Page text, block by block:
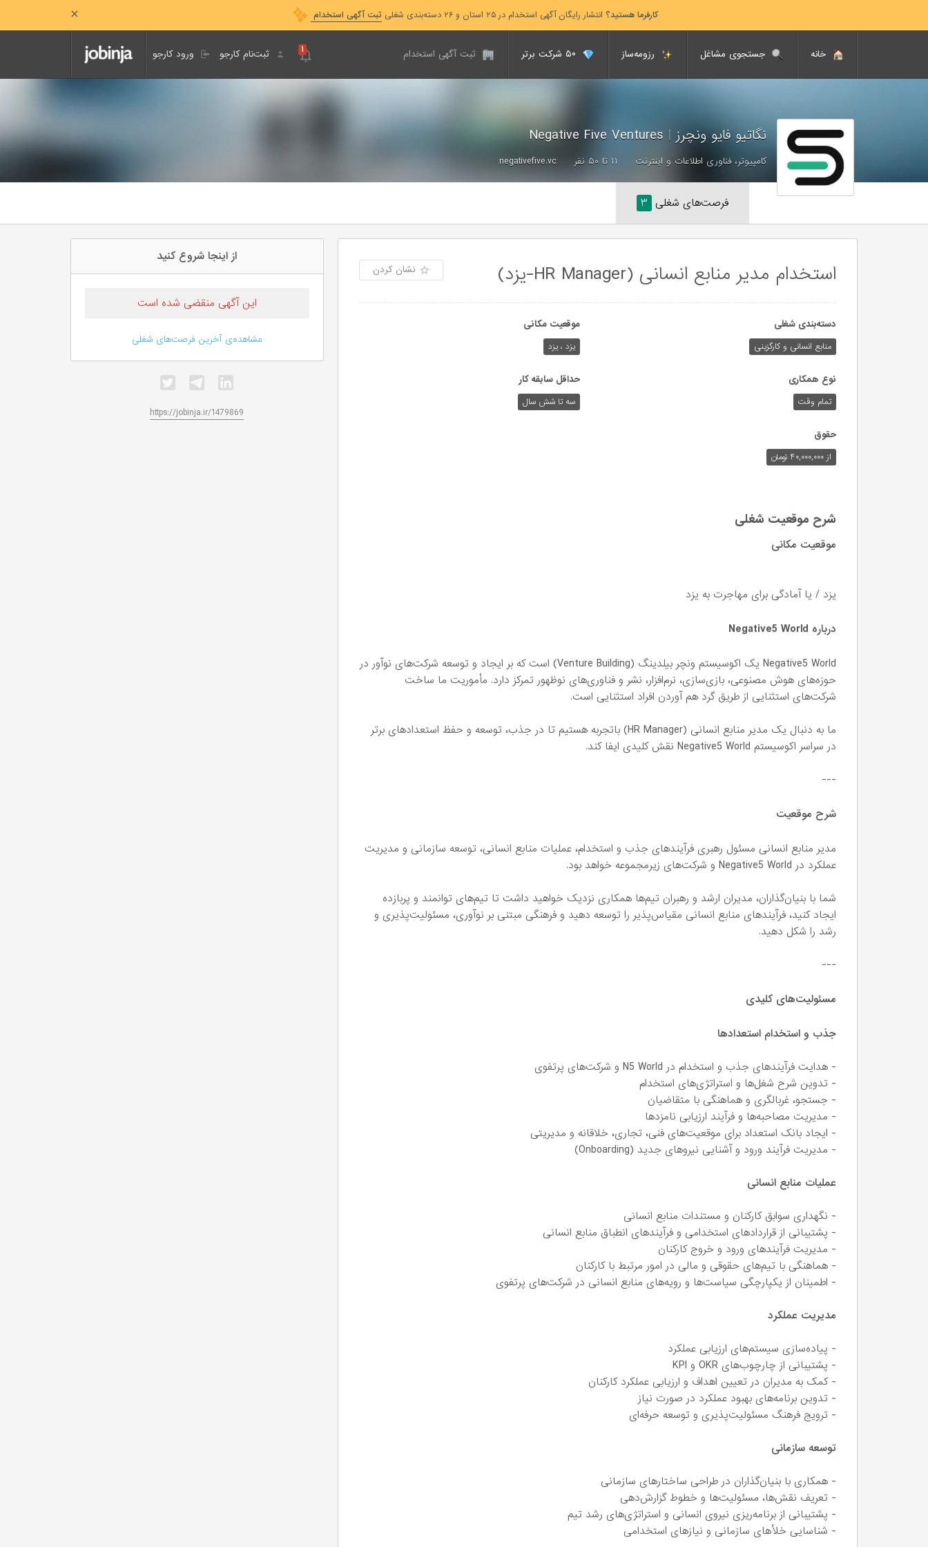
کارفرما هستید؟ انتشار رایگان آگهی استخدام در ۲۵ استان و ۲۶ دسته‌بندی شغلی ثبت آگهی استخدام
خانه جستجوی مشاغل رزومه‌ساز ثبت آگهی استخدام ورود کارجو ثبت‌نام کارجو ۱
نگاتیو فایو ونچرز |
کامپیوتر، فناوری اطلاعات و اینترنت ۱۱ تا ۵۰ نفر negativefive.vc
فرصت‌های شغلی ۳
استخدام مدیر منابع انسانی (HR Manager-یزد) نشان کردن
دسته‌بندی شغلی
منابع انسانی و کارگزینی
موقعیت مکانی
یزد ، یزد
نوع همکاری
تمام وقت
حداقل سابقه کار
سه تا شش سال
حقوق
از ۴۰,۰۰۰,۰۰۰ تومان
شرح موقعیت شغلی
موقعیت مکانی
یزد / یا آمادگی برای مهاجرت به یزد
درباره Negative5 World
Negative5 World یک اکوسیستم ونچر بیلدینگ (Venture Building) است که بر ایجاد و توسعه شرکت‌های نوآور در
حوزه‌های هوش مصنوعی، بازی‌سازی، نرم‌افزار، نشر و فناوری‌های نوظهور تمرکز دارد. مأموریت ما ساخت
شرکت‌های استثنایی از طریق گرد هم آوردن افراد استثنایی است.
ما به دنبال یک مدیر منابع انسانی (HR Manager) باتجربه هستیم تا در جذب، توسعه و حفظ استعدادهای برتر
در سراسر اکوسیستم Negative5 World نقش کلیدی ایفا کند.
---
شرح موقعیت
مدیر منابع انسانی مسئول رهبری فرآیندهای جذب و استخدام، عملیات منابع انسانی، توسعه سازمانی و مدیریت
عملکرد در Negative5 World و شرکت‌های زیرمجموعه خواهد بود.
شما با بنیان‌گذاران، مدیران ارشد و رهبران تیم‌ها همکاری نزدیک خواهید داشت تا تیم‌های توانمند و پربازده
ایجاد کنید، فرآیندهای منابع انسانی مقیاس‌پذیر را توسعه دهید و فرهنگی مبتنی بر نوآوری، مسئولیت‌پذیری و
رشد را شکل دهید.
---
مسئولیت‌های کلیدی
جذب و استخدام استعدادها
- هدایت فرآیندهای جذب و استخدام در N5 World و شرکت‌های پرتفوی
- تدوین شرح شغل‌ها و استراتژی‌های استخدام
- جستجو، غربالگری و هماهنگی با متقاضیان
- مدیریت مصاحبه‌ها و فرآیند ارزیابی نامزدها
- ایجاد بانک استعداد برای موقعیت‌های فنی، تجاری، خلاقانه و مدیریتی
- مدیریت فرآیند ورود و آشنایی نیروهای جدید (Onboarding)
عملیات منابع انسانی
- نگهداری سوابق کارکنان و مستندات منابع انسانی
- پشتیبانی از قراردادهای استخدامی و فرآیندهای انطباق منابع انسانی
- مدیریت فرآیندهای ورود و خروج کارکنان
- هماهنگی با تیم‌های حقوقی و مالی در امور مرتبط با کارکنان
- اطمینان از یکپارچگی سیاست‌ها و رویه‌های منابع انسانی در شرکت‌های پرتفوی
مدیریت عملکرد
- پیاده‌سازی سیستم‌های ارزیابی عملکرد
- پشتیبانی از چارچوب‌های OKR و KPI
- کمک به مدیران در تعیین اهداف و ارزیابی عملکرد کارکنان
- تدوین برنامه‌های بهبود عملکرد در صورت نیاز
- ترویج فرهنگ مسئولیت‌پذیری و توسعه حرفه‌ای
توسعه سازمانی
- همکاری با بنیان‌گذاران در طراحی ساختارهای سازمانی
- تعریف نقش‌ها، مسئولیت‌ها و خطوط گزارش‌دهی
- پشتیبانی از برنامه‌ریزی نیروی انسانی و استراتژی‌های رشد تیم
- شناسایی خلأهای سازمانی و نیازهای استخدامی
از اینجا شروع کنید
این آگهی منقضی شده است
مشاهده‌ی آخرین فرصت‌های شغلی
https://jobinja.ir/1479869